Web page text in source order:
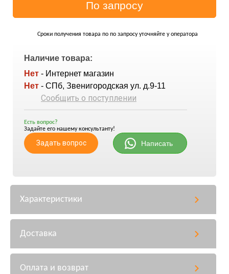
Сроки получения товара по по запросу уточняйте у оператора
Наличие товара:
Нет - Интернет магазин
Нет - СПб, Звенигородская ул. д.9-11
Сообщить о поступлении
Есть вопрос?
Задайте его нашему консультанту!
Задать вопрос Написать
Характеристики
Доставка
Оплата и возврат